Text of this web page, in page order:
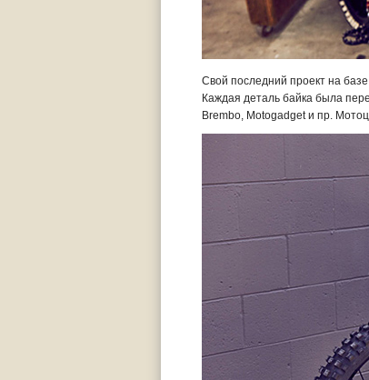
Свой последний проект на
Каждая деталь байка была
Brembo, Motogadget и пр.